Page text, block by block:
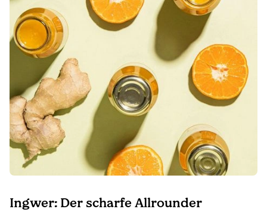
Ingwer: Der scharfe Allrounder